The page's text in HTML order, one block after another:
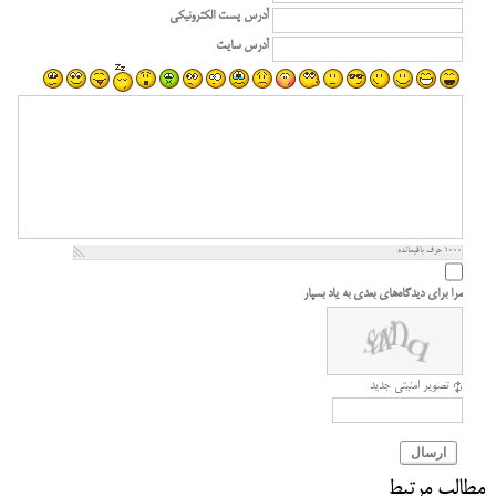
آدرس پست الکترونیکی
آدرس سایت
1000 حرف باقیمانده
مرا برای دیدگاه‌های بعدی به یاد بسپار
تصویر امنیتی جدید
ارسال
مطالب مرتبط